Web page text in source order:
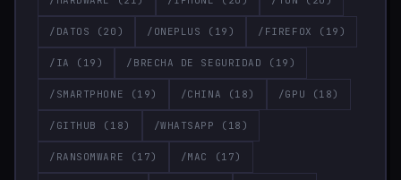
/DATOS (20) /ONEPLUS (19) /FIREFOX (19)
/IA (19) /BRECHA DE SEGURIDAD (19)
/SMARTPHONE (19) /CHINA (18) /GPU (18)
/GITHUB (18) /WHATSAPP (18)
/RANSOMWARE (17) /MAC (17)